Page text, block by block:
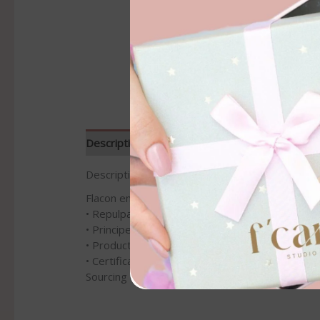
Description Informations complémentaires
Description
Flacon en verre, contient 60 gélules (1 mois de
•⁠ ⁠Repulpant / révélateur d’éclat / régénérant /
•⁠ ⁠Principes actifs et matières premières
•⁠ ⁠Production française dans une usine éco-
•⁠ ⁠Certification ISO 22 000
Sourcing clean et naturel